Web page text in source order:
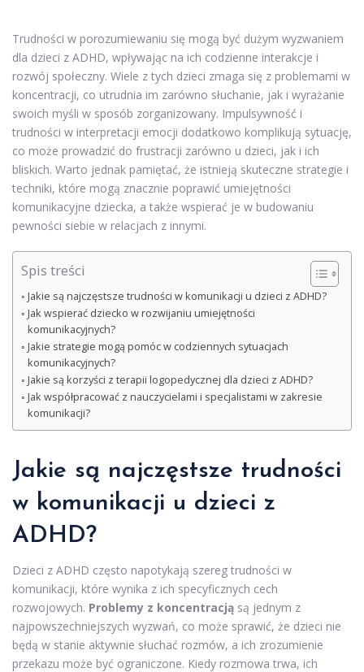
Trudności w porozumiewaniu się mogą być dużym wyzwaniem
dla dzieci z ADHD, wpływając na ich codzienne interakcje i
rozwój społeczny. Wiele z tych dzieci zmaga się z problemami w
koncentracji, co utrudnia im zarówno słuchanie, jak i wyrażanie
swoich myśli w sposób zorganizowany. Impulsywność i
trudności w interpretacji emocji dodatkowo komplikują sytuację,
co może prowadzić do frustracji zarówno u dzieci, jak i ich
bliskich. Warto jednak pamiętać, że istnieją skuteczne strategie i
techniki, które mogą znacznie poprawić umiejętności
komunikacyjne dziecka, a także wspierać je w budowaniu
pewności siebie w relacjach z innymi.
Spis treści
Jakie są najczęstsze trudności w komunikacji u dzieci z ADHD?
Jak wspierać dziecko w rozwijaniu umiejętności
komunikacyjnych?
Jakie strategie mogą pomóc w codziennych sytuacjach
komunikacyjnych?
Jakie są korzyści z terapii logopedycznej dla dzieci z ADHD?
Jak współpracować z nauczycielami i specjalistami w zakresie
komunikacji?
Jakie są najczęstsze trudności
w komunikacji u dzieci z
ADHD?
Dzieci z ADHD często napotykają szereg trudności w
komunikacji, które wynika z ich specyficznych cech
rozwojowych. Problemy z koncentracją są jednym z
najpowszechniejszych wyzwań, co może sprawić, że dzieci nie
będą w stanie aktywnie słuchać rozmów, a ich zrozumienie
przekazu może być ograniczone. Kiedy rozmowa trwa, ich